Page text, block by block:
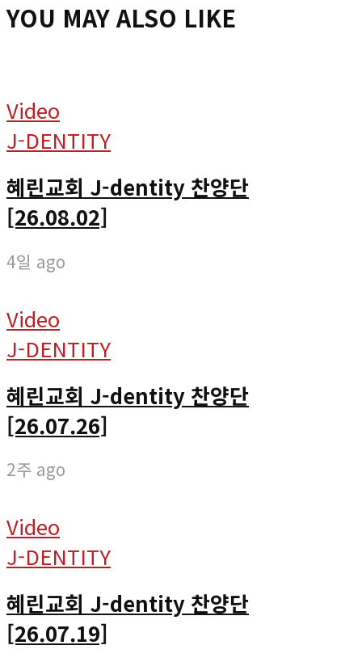
YOU MAY ALSO LIKE
Video
J-DENTITY
혜린교회 J-dentity 찬양단
[26.08.02]
4일 ago
Video
J-DENTITY
혜린교회 J-dentity 찬양단
[26.07.26]
2주 ago
Video
J-DENTITY
혜린교회 J-dentity 찬양단
[26.07.19]